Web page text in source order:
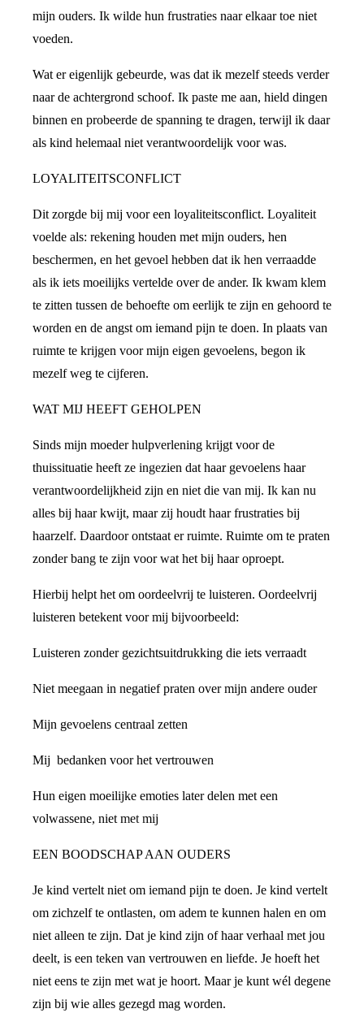
mijn ouders. Ik wilde hun frustraties naar elkaar toe niet
voeden.
Wat er eigenlijk gebeurde, was dat ik mezelf steeds verder
naar de achtergrond schoof. Ik paste me aan, hield dingen
binnen en probeerde de spanning te dragen, terwijl ik daar
als kind helemaal niet verantwoordelijk voor was.
LOYALITEITSCONFLICT
Dit zorgde bij mij voor een loyaliteitsconflict. Loyaliteit
voelde als: rekening houden met mijn ouders, hen
beschermen, en het gevoel hebben dat ik hen verraadde
als ik iets moeilijks vertelde over de ander. Ik kwam klem
te zitten tussen de behoefte om eerlijk te zijn en gehoord te
worden en de angst om iemand pijn te doen. In plaats van
ruimte te krijgen voor mijn eigen gevoelens, begon ik
mezelf weg te cijferen.
WAT MIJ HEEFT GEHOLPEN
Sinds mijn moeder hulpverlening krijgt voor de
thuissituatie heeft ze ingezien dat haar gevoelens haar
verantwoordelijkheid zijn en niet die van mij. Ik kan nu
alles bij haar kwijt, maar zij houdt haar frustraties bij
haarzelf. Daardoor ontstaat er ruimte. Ruimte om te praten
zonder bang te zijn voor wat het bij haar oproept.
Hierbij helpt het om oordeelvrij te luisteren. Oordeelvrij
luisteren betekent voor mij bijvoorbeeld:
Luisteren zonder gezichtsuitdrukking die iets verraadt
Niet meegaan in negatief praten over mijn andere ouder
Mijn gevoelens centraal zetten
Mij bedanken voor het vertrouwen
Hun eigen moeilijke emoties later delen met een
volwassene, niet met mij
EEN BOODSCHAP AAN OUDERS
Je kind vertelt niet om iemand pijn te doen. Je kind vertelt
om zichzelf te ontlasten, om adem te kunnen halen en om
niet alleen te zijn. Dat je kind zijn of haar verhaal met jou
deelt, is een teken van vertrouwen en liefde. Je hoeft het
niet eens te zijn met wat je hoort. Maar je kunt wél degene
zijn bij wie alles gezegd mag worden.